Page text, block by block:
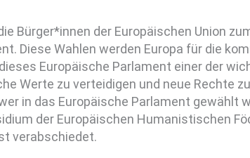
Bürger*innen der Europäischen Union
Diese Wahlen werden Europa für die
Europäische Parlament einer der
Werte zu verteidigen und neue Rechte
in das Europäische Parlament gewählt
der Europäischen Humanistischen
verabschiedet.